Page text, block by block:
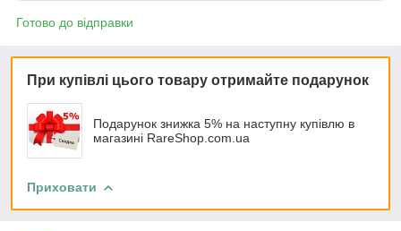
Готово до відправки
При купівлі цього товару отримайте подарунок
Подарунок знижка 5% на наступну купівлю в
магазині RareShop.com.ua
Приховати